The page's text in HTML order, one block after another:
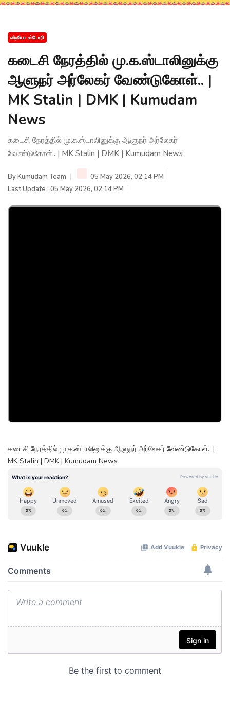
வீடியோ ஸ்டோரி
கடைசி நேரத்தில் மு.க.ஸ்டாலினுக்கு
ஆளுநர் அர்லேகர் வேண்டுகோள்.. |
MK Stalin | DMK | Kumudam
News
கடைசி நேரத்தில் மு.க.ஸ்டாலினுக்கு ஆளுநர் அர்லேகர்
வேண்டுகோள்.. | MK Stalin | DMK | Kumudam News
ByKumudam Team
05 May 2026, 02:14 PM
Last Update : 05 May 2026, 02:14 PM
கடைசி நேரத்தில் மு.க.ஸ்டாலினுக்கு ஆளுநர் அர்லேகர் வேண்டுகோள்.. |
MK Stalin | DMK | Kumudam News